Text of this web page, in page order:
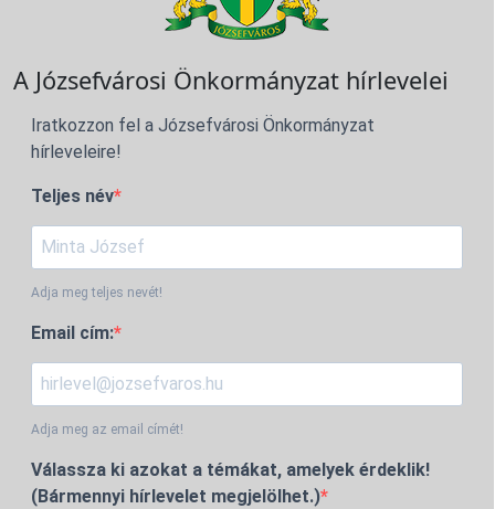
A Józsefvárosi Önkormányzat hírlevelei
Iratkozzon fel a Józsefvárosi Önkormányzat
hírleveleire!
Teljes név
Adja meg teljes nevét!
Email cím:
Adja meg az email címét!
Válassza ki azokat a témákat, amelyek érdeklik!
(Bármennyi hírlevelet megjelölhet.)